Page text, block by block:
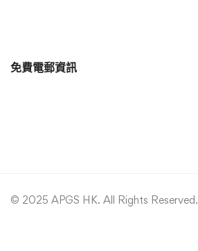
免費電郵資訊
© 2025 APGS HK. All Rights Reserved.